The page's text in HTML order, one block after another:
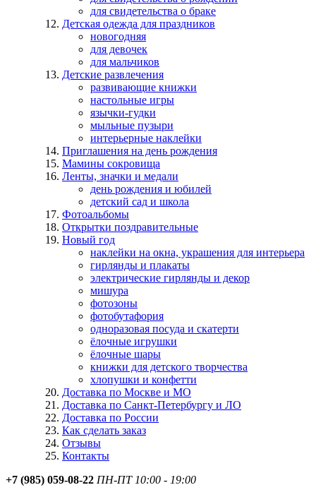
для свидетельства о браке
Детская одежда для праздников
новогодняя
для девочек
для мальчиков
Детские развлечения
развивающие книжки
настольные игры
язычки-гудки
мыльные пузыри
интерьерные наклейки
Приглашения на день рождения
Мамины сокровища
Ленты, значки и медали
день рождения и юбилей
детский сад и школа
Фотоальбомы
Открытки поздравительные
Новый год
наклейки на окна, украшения для интерьера
гирлянды и плакаты
электрические гирлянды и декор
мишура
фотозоны
фотобутафория
одноразовая посуда и скатерти
ёлочные игрушки
ёлочные шары
книжки для детского творчества
хлопушки и конфетти
Доставка по Москве и МО
Доставка по Санкт-Петербургу и ЛО
Доставка по России
Как сделать заказ
Отзывы
Контакты
+7 (985) 059-08-22 ПН-ПТ 10:00 - 19:00